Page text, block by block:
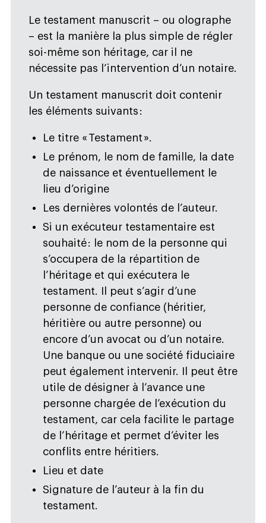
Le testament manuscrit – ou olographe
– est la manière la plus simple de régler
soi-même son héritage, car il ne
nécessite pas l’intervention d’un notaire.
Un testament manuscrit doit contenir
les éléments suivants :
Le titre « Testament ».
Le prénom, le nom de famille, la date
de naissance et éventuellement le
lieu d’origine
Les dernières volontés de l’auteur.
Si un exécuteur testamentaire est
souhaité : le nom de la personne qui
s’occupera de la répartition de
l’héritage et qui exécutera le
testament. Il peut s’agir d’une
personne de confiance (héritier,
héritière ou autre personne) ou
encore d’un avocat ou d’un notaire.
Une banque ou une société fiduciaire
peut également intervenir. Il peut être
utile de désigner à l’avance une
personne chargée de l’exécution du
testament, car cela facilite le partage
de l’héritage et permet d’éviter les
conflits entre héritiers.
Lieu et date
Signature de l’auteur à la fin du
testament.